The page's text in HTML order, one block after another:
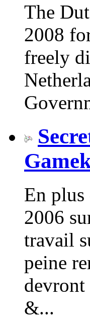
The
2008
freely
En plus
2006
travail
peine
devront
&...